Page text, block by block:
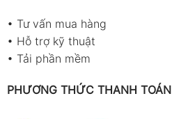
• Tư vấn mua hàng
• Hỗ trợ kỹ thuật
• Tải phần mềm
PHƯƠNG THỨC THANH TOÁN